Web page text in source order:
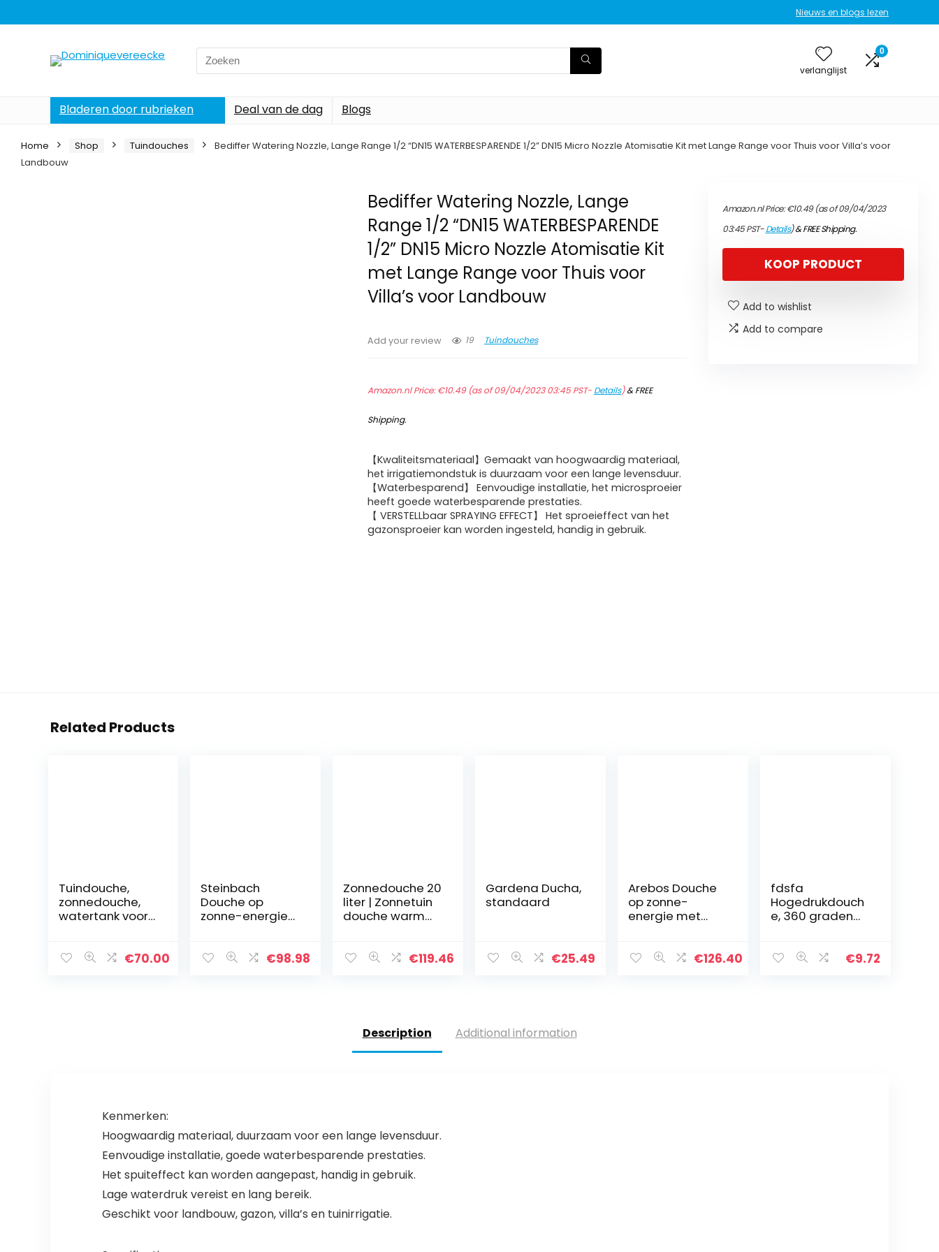
Nieuws en blogs lezen
Search
for:
verlanglijst
0
Bladeren door rubrieken Deal van de dag Blogs
Home Shop Tuindouches
Bediffer Watering Nozzle, Lange Range 1/2 “DN15 WATERBESPARENDE 1/2” DN15 Micro Nozzle Atomisatie Kit met Lange Range voor Thuis voor Villa’s voor
Landbouw
Bediffer Watering Nozzle, Lange
Range 1/2 “DN15 WATERBESPARENDE
1/2” DN15 Micro Nozzle Atomisatie Kit
met Lange Range voor Thuis voor
Villa’s voor Landbouw
Add your review 19 Tuindouches
Amazon.nl Price:€10.49(as of 09/04/2023 03:45 PST- Details)&FREE
Shipping.
【Kwaliteitsmateriaal】Gemaakt van hoogwaardig materiaal,
het irrigatiemondstuk is duurzaam voor een lange levensduur.
【Waterbesparend】 Eenvoudige installatie, het microsproeier
heeft goede waterbesparende prestaties.
【 VERSTELLbaar SPRAYING EFFECT】 Het sproeieffect van het
gazonsproeier kan worden ingesteld, handig in gebruik.
Amazon.nl Price:€10.49(as of 09/04/2023
03:45 PST-Details)&FREE Shipping.
KOOP PRODUCT
Add to wishlist
Add to compare
Related Products
Tuindouche,
zonnedouche,
watertank voor
100L
€70.00
Steinbach
Douche op
zonne-energie
hoogte, 049000
€98.98
Zonnedouche 20
liter | Zonnetuin
douche warm
e Camping |€119.46
Gardena Ducha,
standaard
€25.49
Arebos Douche
op zonne-
energie met
€126.40
fdsfa
Hogedrukdouch
e, 360 graden
de douchekop,
€9.72
Description Additional information
Kenmerken:
Hoogwaardig materiaal, duurzaam voor een lange levensduur.
Eenvoudige installatie, goede waterbesparende prestaties.
Het spuiteffect kan worden aangepast, handig in gebruik.
Lage waterdruk vereist en lang bereik.
Geschikt voor landbouw, gazon, villa’s en tuinirrigatie.